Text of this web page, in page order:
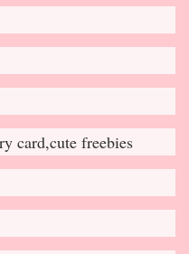
card,cute freebies